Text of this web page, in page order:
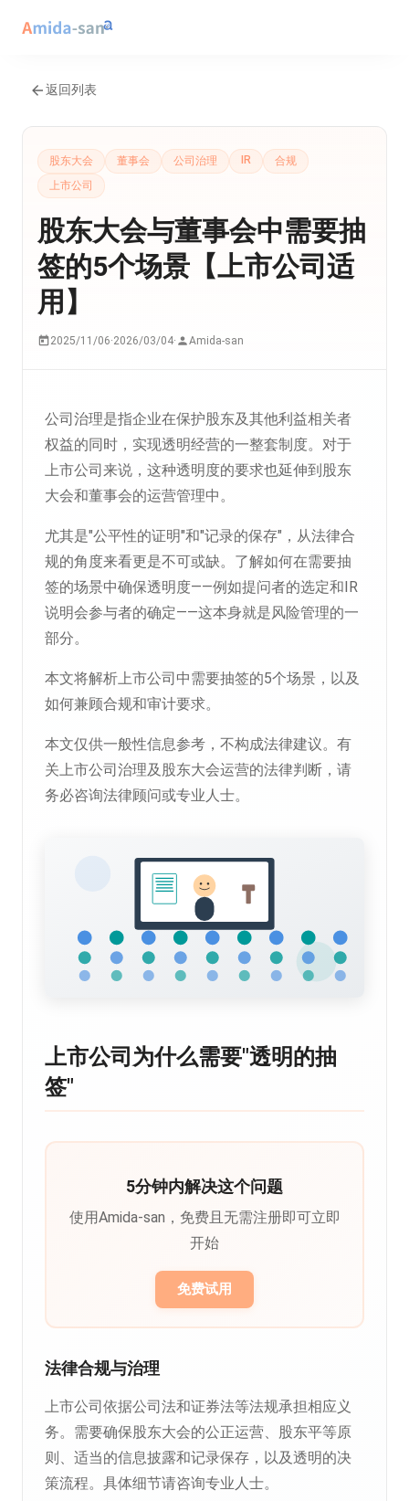
返回列表
股东大会 董事会 公司治理 IR
合规
上市公司
股东大会与董事会中需要抽
签的5个场景【上市公司适
用】
2025/11/06·2026/03/04· Amida-san
公司治理是指企业在保护股东及其他利益相关者
权益的同时，实现透明经营的一整套制度。对于
上市公司来说，这种透明度的要求也延伸到股东
大会和董事会的运营管理中。
尤其是"公平性的证明"和"记录的保存"，从法律合
规的角度来看更是不可或缺。了解如何在需要抽
签的场景中确保透明度——例如提问者的选定和IR
说明会参与者的确定——这本身就是风险管理的一
部分。
本文将解析上市公司中需要抽签的5个场景，以及
如何兼顾合规和审计要求。
本文仅供一般性信息参考，不构成法律建议。有
关上市公司治理及股东大会运营的法律判断，请
务必咨询法律顾问或专业人士。
上市公司为什么需要"透明的抽
签"
5分钟内解决这个问题
使用Amida-san，免费且无需注册即可立即
开始
免费试用
法律合规与治理
上市公司依据公司法和证券法等法规承担相应义
务。需要确保股东大会的公正运营、股东平等原
则、适当的信息披露和记录保存，以及透明的决
策流程。具体细节请咨询专业人士。